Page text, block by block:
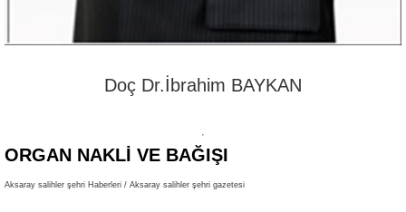
Doç Dr.İbrahim BAYKAN
ORGAN NAKLI VE BAĞIŞI
Aksaray salihler şehri Haberleri / Aksaray salihler şehri gazetesi